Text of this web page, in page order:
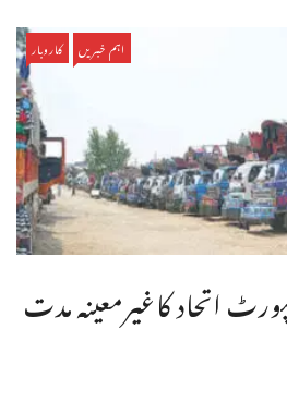
اہم خبریں کاروبار
اتحاد کاغیرمعینہ مدت